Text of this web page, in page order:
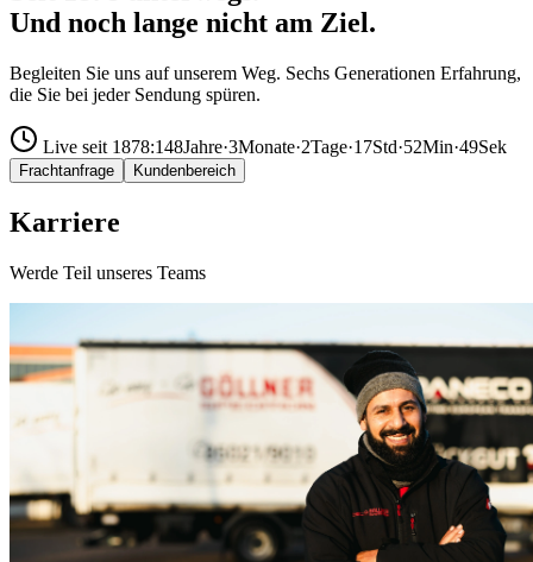
Und noch lange nicht am Ziel.
Begleiten Sie uns auf unserem Weg. Sechs Generationen Erfahrung,
die Sie bei jeder Sendung spüren.
Live seit 1878:148Jahre·3Monate·2Tage·17Std·52Min·51Sek
Frachtanfrage Kundenbereich
Karriere
Werde Teil unseres Teams